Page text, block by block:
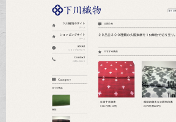
と言えるケーキをつくっています。 せっかくの
ーキを囲み、きらきらの笑顔でお祝いして頂きた